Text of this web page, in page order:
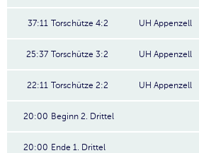
37:11 Torschütze 4:2 UH Appenzell
25:37 Torschütze 3:2 UH Appenzell
22:11 Torschütze 2:2 UH Appenzell
20:00 Beginn 2. Drittel
20:00 Ende 1. Drittel